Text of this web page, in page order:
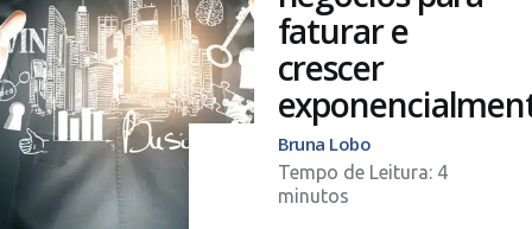
faturar e
crescer
Bruna Lobo